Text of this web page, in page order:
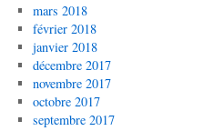
mars 2018
février 2018
janvier 2018
décembre 2017
novembre 2017
octobre 2017
septembre 2017